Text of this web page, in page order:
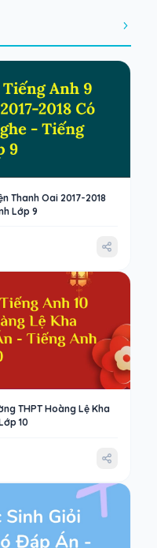
Thanh Oai 2017-2018
Lớp 9
THPT Hoàng Lệ Kha
10